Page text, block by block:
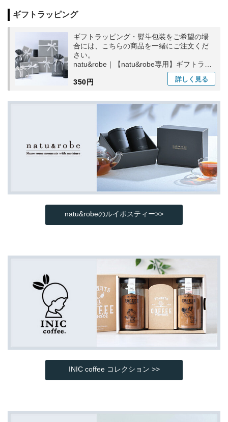
ギフトラッピング
ギフトラッピング・熨斗包装をご希望の場
合には、こちらの商品を一緒にご注文くだ
さい。
natu&robe｜【natu&robe専用】ギフトラッ
350円
詳しく 見る
natu&robeのルイボスティー>>
INIC coffee コレクション >>